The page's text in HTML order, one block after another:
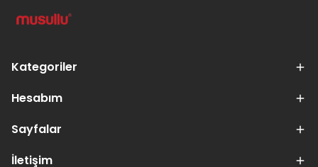
Kategoriler
Hesabım
Sayfalar
İletişim